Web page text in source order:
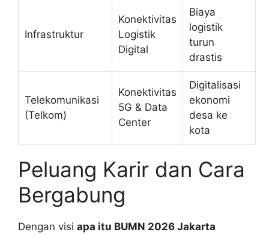
Infrastruktur
Konektivitas
Logistik
Digital
Biaya
logistik
turun
drastis
Telekomunikasi
(Telkom)
Konektivitas
5G & Data
Center
Digitalisasi
ekonomi
desa ke
kota
Peluang Karir dan Cara
Bergabung
Dengan visi apa itu BUMN 2026 Jakarta